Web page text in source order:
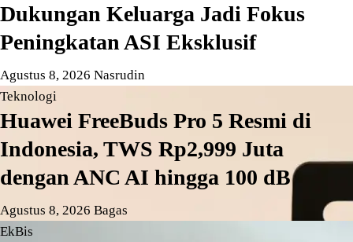
Dukungan Keluarga Jadi Fokus
Peningkatan ASI Eksklusif
Agustus 8, 2026 Nasrudin
Teknologi
Huawei FreeBuds Pro 5 Resmi di
Indonesia, TWS Rp2,999 Juta
dengan ANC AI hingga 100 dB
Agustus 8, 2026 Bagas
EkBis